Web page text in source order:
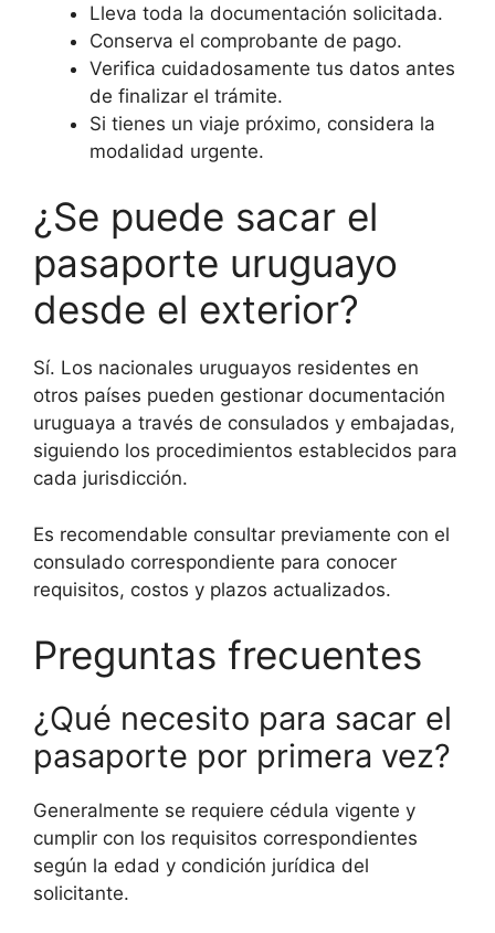
Lleva toda la documentación solicitada.
Conserva el comprobante de pago.
Verifica cuidadosamente tus datos antes
de finalizar el trámite.
Si tienes un viaje próximo, considera la
modalidad urgente.
¿Se puede sacar el
pasaporte uruguayo
desde el exterior?
Sí. Los nacionales uruguayos residentes en
otros países pueden gestionar documentación
uruguaya a través de consulados y embajadas,
siguiendo los procedimientos establecidos para
cada jurisdicción.
Es recomendable consultar previamente con el
consulado correspondiente para conocer
requisitos, costos y plazos actualizados.
Preguntas frecuentes
¿Qué necesito para sacar el
pasaporte por primera vez?
Generalmente se requiere cédula vigente y
cumplir con los requisitos correspondientes
según la edad y condición jurídica del
solicitante.